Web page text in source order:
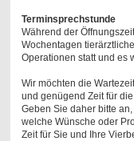
Terminsprechstunde
Während der
Wochentagen
Operationen statt und es
Wir möchten die
und genügend Zeit für
Geben Sie daher bitte
welche Wünsche oder
Zeit für Sie und Ihre